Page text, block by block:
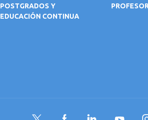
POSTGRADOS Y
EDUCACIÓN CONTINUA